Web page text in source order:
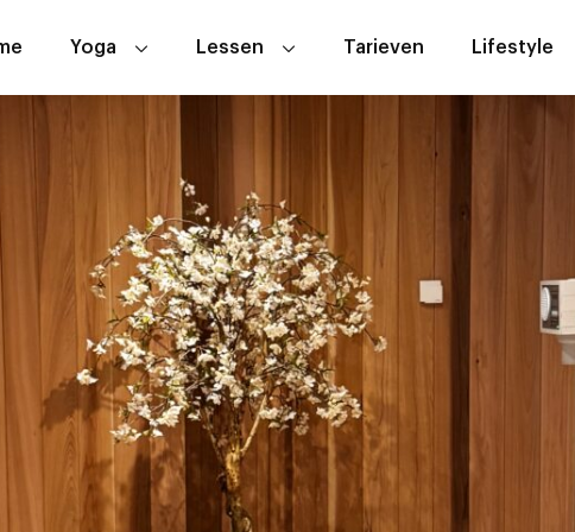
Yoga
ABC Yoga
Aerial Yoga
Hatha Yoga
Yin Yoga
Zwangerschapsyoga
Zakelijk
Lessen
Hoe werkt het
Tarieven Lifestyle